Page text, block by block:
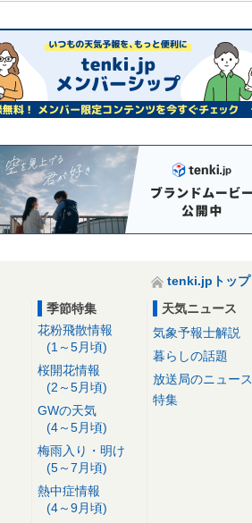
tenki.jpトップ
季節特集
花粉飛散情報
(1～5月頃)
桜開花情報
(2～5月頃)
GWの天気
(4～5月頃)
梅雨入り・明け
(5～7月頃)
熱中症情報
(4～9月頃)
天気ニュース
気象予報士解説
暮らしの話題
放送局のニュース
特集